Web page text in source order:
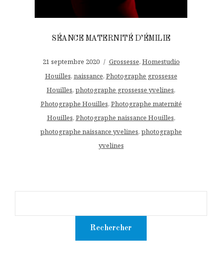
SÉANCE MATERNITÉ D’ÉMILIE
21 septembre 2020 Grossesse, Homestudio
Houilles, naissance, Photographe grossesse
Houilles, photographe grossesse yvelines,
Photographe Houilles, Photographe maternité
Houilles, Photographe naissance Houilles,
photographe naissance yvelines, photographe
yvelines